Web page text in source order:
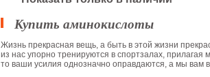
Купить аминокислоты
Жизнь прекрасная вещь, а быть в этой жизни
из нас упорно тренируются в спортзалах,
то ваши усилия однозначно оправдаются, а мы вам